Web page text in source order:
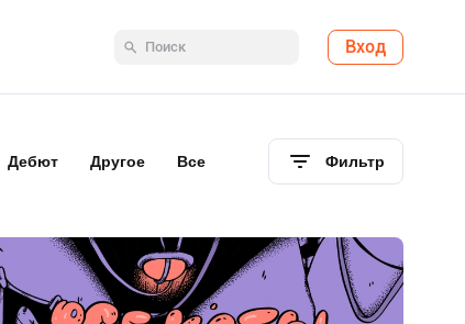
Вход
Дебют Другое Все Фильтр